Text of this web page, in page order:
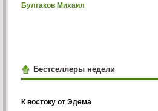
Булгаков Михаил
Бестселлеры недели
К востоку от Эдема